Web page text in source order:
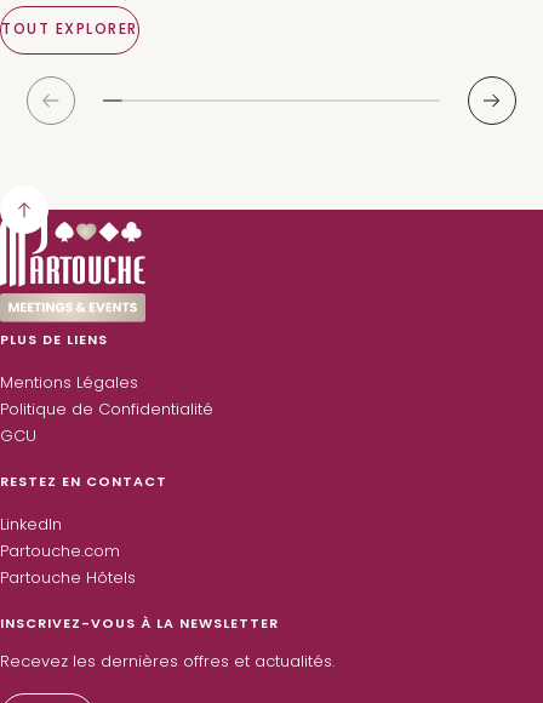
TOUT EXPLORER
450 personnes
DÉCOUVRIR
PLUS DE LIENS
Mentions Légales
Politique de Confidentialité
GCU
RESTEZ EN CONTACT
LinkedIn
Partouche.com
Partouche Hôtels
INSCRIVEZ-VOUS À LA NEWSLETTER
Recevez les dernières offres et actualités.